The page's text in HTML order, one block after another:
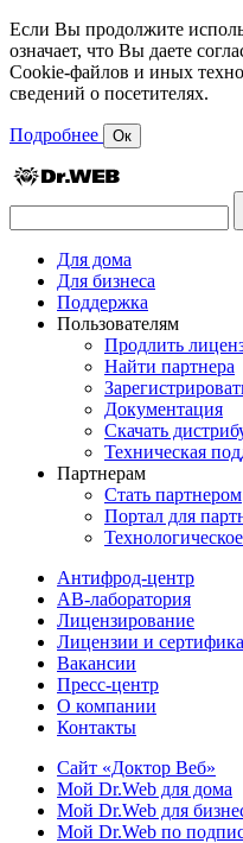
Если Вы продолжите
означает, что Вы даете
Cookie-файлов и иных
сведений о посетителях.
Подробнее Ок
Для дома
Для бизнеса
Поддержка
Пользователям
Продлить
Найти партнера
Документация
Скачать
Техническая
Партнерам
Стать партнером
Портал для
Антифрод-центр
АВ-лаборатория
Лицензирование
Лицензии и
Вакансии
Пресс-центр
О компании
Контакты
Сайт «Доктор Веб»
Мой Dr.Web для дома
Мой Dr.Web для
Мой Dr.Web по